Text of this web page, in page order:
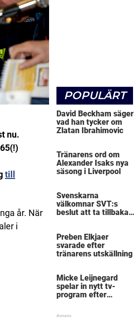
nu.
till
år. När
i
POPULÄRT
David Beckham säger
vad han tycker om
Zlatan Ibrahimovic
Tränarens ord om
Alexander Isaks nya
säsong i Liverpool
Svenskarna
välkomnar SVT:s
beslut att ta tillbaka
Preben Elkjaer
svarade efter
tränarens utskällning
Micke Leijnegard
spelar in nytt tv-
program efter